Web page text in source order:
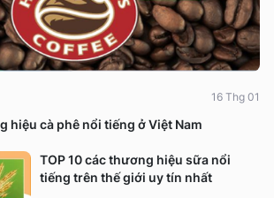
hiệu cà phê nổi tiếng ở Việt Nam
16 Thg 01
TOP 10 các thương hiệu sữa nổi
tiếng trên thế giới uy tín nhất